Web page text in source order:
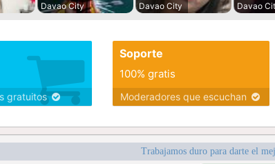
Davao City
Davao City
Davao
gratuitos
Soporte
100% gratis
Moderadores que escuchan
Trabajamos duro para darte el